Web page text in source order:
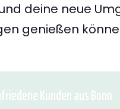
deine neue
genießen
Kunden aus Bonn